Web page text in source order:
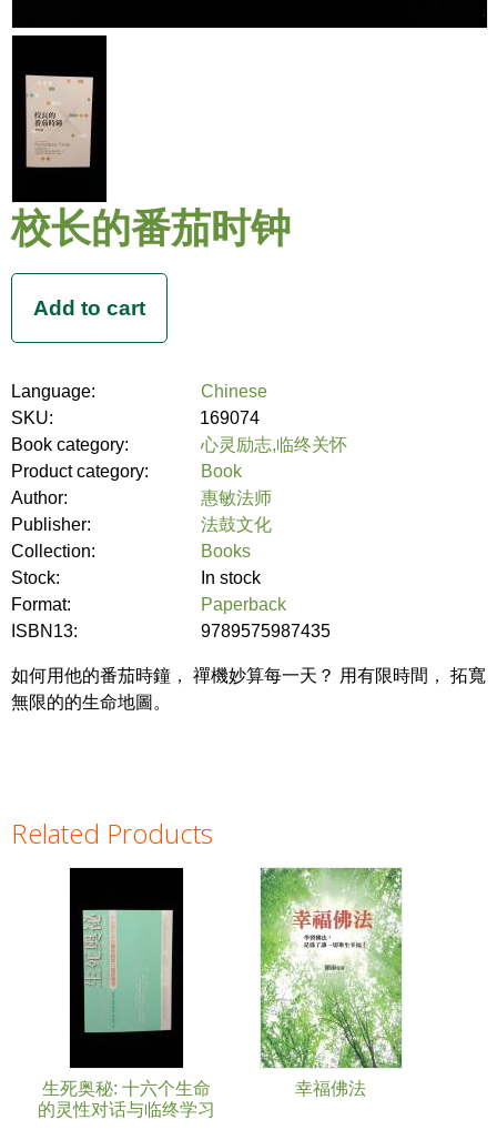
校长的番茄时钟
Language:
Chinese
SKU:
169074
Book category:
心灵励志,临终关怀
Product category:
Book
Author:
惠敏法师
Publisher:
法鼓文化
Collection:
Books
Stock:
In stock
Format:
Paperback
ISBN13:
9789575987435
如何用他的番茄時鐘， 禪機妙算每一天？ 用有限時間， 拓寬
無限的的生命地圖。
Related Products
生死奥秘: 十六个生命
的灵性对话与临终学习
幸福佛法